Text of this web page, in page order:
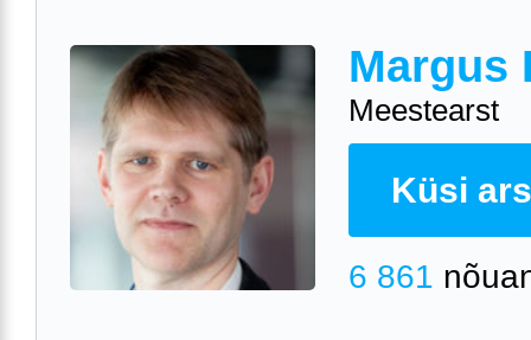
Margus
Meestearst
Küsi
6 861